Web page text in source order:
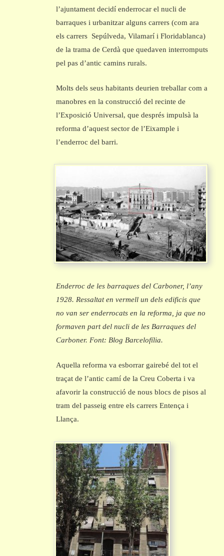
l’ajuntament decidí enderrocar el nucli de
barraques i urbanitzar alguns carrers (com ara
els carrers Sepúlveda, Vilamarí i Floridablanca)
de la trama de Cerdà que quedaven interromputs
pel pas d’antic camins rurals.
Molts dels seus habitants deurien treballar com a
manobres en la construcció del recinte de
l’Exposició Universal, que després impulsà la
reforma d’aquest sector de l’Eixample i
l’enderroc del barri.
Enderroc de les barraques del Carboner, l’any
1928. Ressaltat en vermell un dels edificis que
no van ser enderrocats en la reforma, ja que no
formaven part del nucli de les Barraques del
Carboner. Font: Blog Barcelofília.
Aquella reforma va esborrar gairebé del tot el
traçat de l’antic camí de la Creu Coberta i va
afavorir la construcció de nous blocs de pisos al
tram del passeig entre els carrers Entença i
Llança.